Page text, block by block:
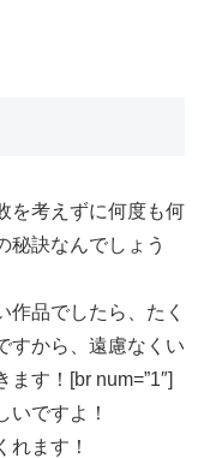
を考えずに何度も何
秘訣なんでしょう
作品でしたら、たく
すから、遠慮なくい
す！[br num=”1″]
いですよ！
れます！